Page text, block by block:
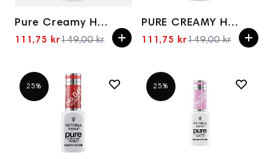
Pure Creamy Hybrid 008 Ginger Tea 8ml
Spesialpris
111,75 kr149,00 kr
PURE CREAMY HYBRID 020 CORAL PARROT
Spesialpris
111,75 kr149,00 kr
25% 25%